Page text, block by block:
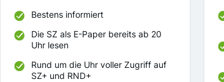
Bestens informiert
Die SZ als E-Paper bereits ab 20
Uhr lesen
Rund um die Uhr voller Zugriff auf
SZ+ und RND+